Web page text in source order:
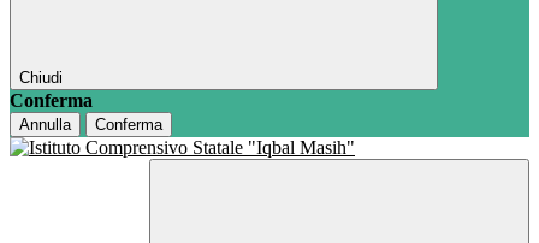
Chiudi
Conferma
Annulla Conferma